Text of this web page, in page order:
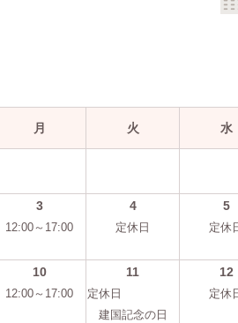
月 火 水
3
12:00～17:00
4
定休日
5
定休
10
12:00～17:00
11
定休日
建国記念の日
12
定休